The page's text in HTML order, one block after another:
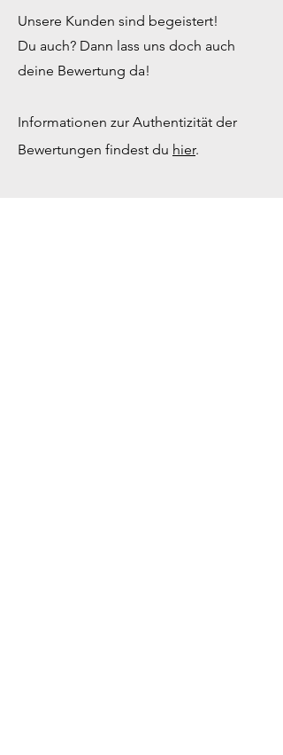
Unsere Kunden sind begeistert!
Du auch? Dann lass uns doch auch
deine Bewertung da!
Informationen zur Authentizität der
Bewertungen findest du hier.